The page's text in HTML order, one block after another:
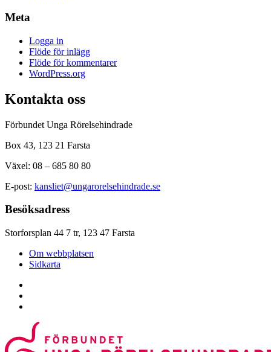
Meta
Logga in
Flöde för inlägg
Flöde för kommentarer
WordPress.org
Kontakta oss
Förbundet Unga Rörelsehindrade
Box 43, 123 21 Farsta
Växel: 08 – 685 80 80
E-post: kansliet@ungarorelsehindrade.se
Besöksadress
Storforsplan 44 7 tr, 123 47 Farsta
Om webbplatsen
Sidkarta